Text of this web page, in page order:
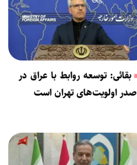
بقائی: توسعه روابط با عراق در
صدر اولویت‌های تهران است